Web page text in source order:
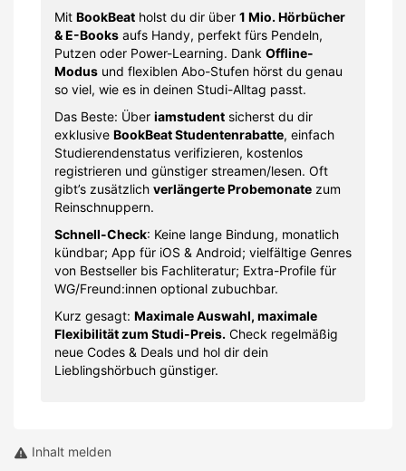
Mit BookBeat holst du dir über 1 Mio. Hörbücher
& E-Books aufs Handy, perfekt fürs Pendeln,
Putzen oder Power-Learning. Dank Offline-
Modus und flexiblen Abo-Stufen hörst du genau
so viel, wie es in deinen Studi-Alltag passt.
Das Beste: Über iamstudent sicherst du dir
exklusive BookBeat Studentenrabatte, einfach
Studierendenstatus verifizieren, kostenlos
registrieren und günstiger streamen/lesen. Oft
gibt’s zusätzlich verlängerte Probemonate zum
Reinschnuppern.
Schnell-Check: Keine lange Bindung, monatlich
kündbar; App für iOS & Android; vielfältige Genres
von Bestseller bis Fachliteratur; Extra-Profile für
WG/Freund:innen optional zubuchbar.
Kurz gesagt: Maximale Auswahl, maximale
Flexibilität zum Studi-Preis. Check regelmäßig
neue Codes & Deals und hol dir dein
Lieblingshörbuch günstiger.
Inhalt melden